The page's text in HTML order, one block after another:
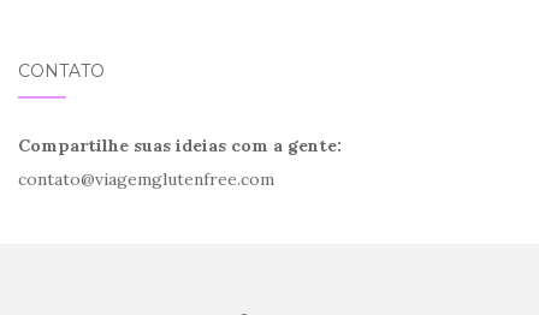
CONTATO
Compartilhe suas ideias com a gente:
contato@viagemglutenfree.com